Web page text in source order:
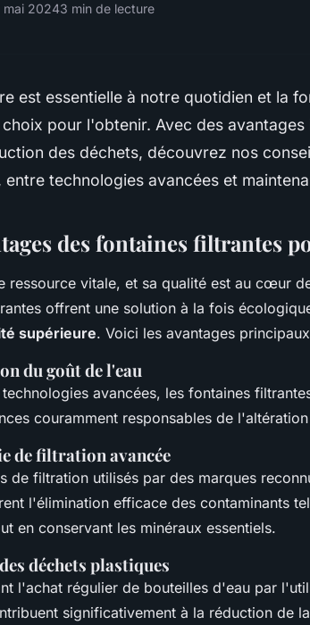
mai 20243 min de lecture
est essentielle à notre quotidien et la
pour l'obtenir. Avec des
des déchets, découvrez nos
entre technologies avancées et
des fontaines filtrantes
ressource vitale, et sa qualité est au cœur
offrent une solution à la fois
supérieure. Voici les avantages
du goût de l'eau
avancées, les fontaines
couramment responsables de
de filtration avancée
de filtration utilisés par des marques
l'élimination efficace des contaminants
en conservant les minéraux essentiels.
déchets plastiques
l'achat régulier de bouteilles d'eau par
significativement à la réduction de